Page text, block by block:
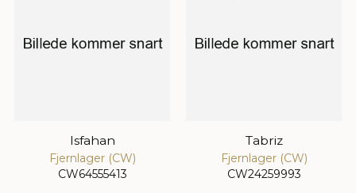
Isfahan
Fjernlager (CW)
CW64555413
Tabriz
Fjernlager (CW)
CW24259993